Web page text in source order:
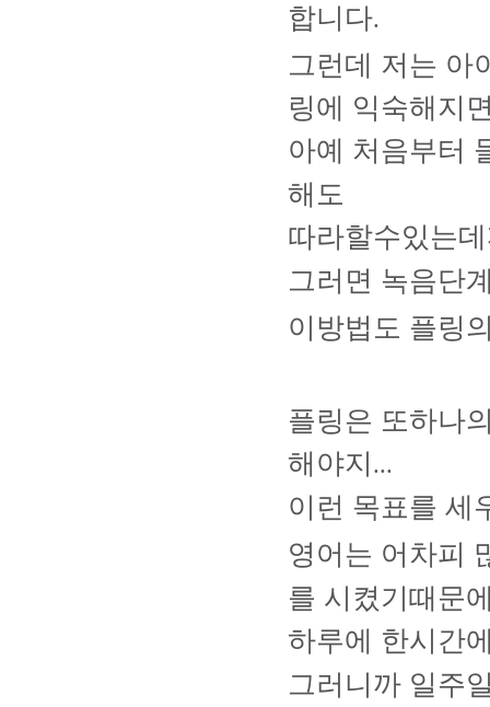
합니다.
그런데 저는 아
링에 익숙해지
아예 처음부터
해도
따라할수있는
그러면 녹음단
이방법도 플링
플링은 또하나
해야지 ...
이런 목표를 세
영어는 어차피
를 시켰기때문
하루에 한시간
그러니까 일주